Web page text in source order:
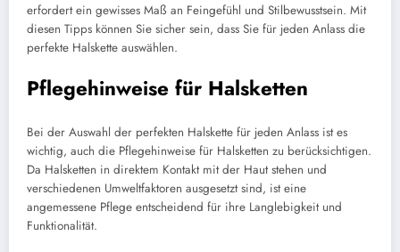
erfordert ein gewisses Maß an Feingefühl und Stilbewusstsein. Mit
diesen Tipps können Sie sicher sein, dass Sie für jeden Anlass die
perfekte Halskette auswählen.
Pflegehinweise für Halsketten
Bei der Auswahl der perfekten Halskette für jeden Anlass ist es
wichtig, auch die Pflegehinweise für Halsketten zu berücksichtigen.
Da Halsketten in direktem Kontakt mit der Haut stehen und
verschiedenen Umweltfaktoren ausgesetzt sind, ist eine
angemessene Pflege entscheidend für ihre Langlebigkeit und
Funktionalität.